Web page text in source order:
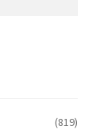
(819)